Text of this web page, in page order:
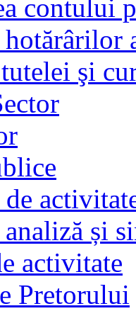
contului
şi
și
activitate
Pretorului